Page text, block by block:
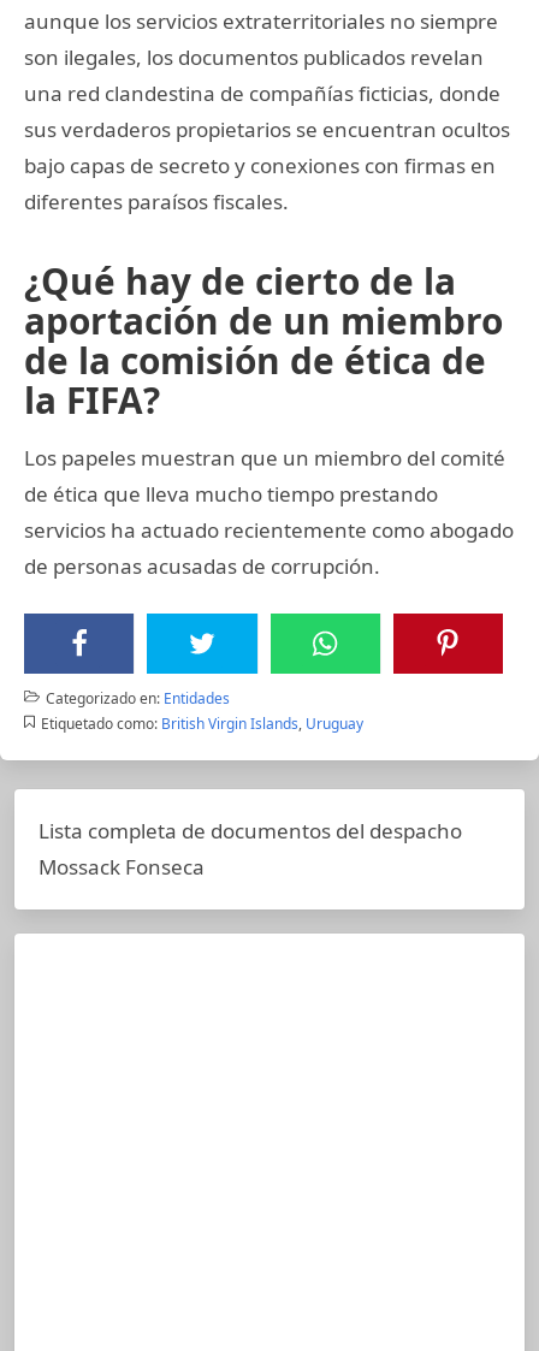
aunque los servicios extraterritoriales no siempre
son ilegales, los documentos publicados revelan
una red clandestina de compañías ficticias, donde
sus verdaderos propietarios se encuentran ocultos
bajo capas de secreto y conexiones con firmas en
diferentes paraísos fiscales.
¿Qué hay de cierto de la
aportación de un miembro
de la comisión de ética de
la FIFA?
Los papeles muestran que un miembro del comité
de ética que lleva mucho tiempo prestando
servicios ha actuado recientemente como abogado
de personas acusadas de corrupción.
Categorizado en: Entidades
Etiquetado como: British Virgin Islands, Uruguay
Lista completa de documentos del despacho
Mossack Fonseca